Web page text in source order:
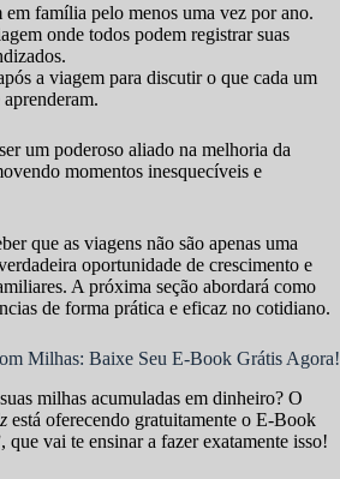
em família pelo menos uma vez por ano.
onde todos podem registrar suas
a viagem para discutir o que cada um
um poderoso aliado na melhoria da
momentos inesquecíveis e
que as viagens não são apenas uma
oportunidade de crescimento e
A próxima seção abordará como
de forma prática e eficaz no cotidiano.
Milhas: Baixe Seu E-Book Grátis Agora!
milhas acumuladas em dinheiro? O
está oferecendo gratuitamente o E-Book
, que vai te ensinar a fazer exatamente isso!